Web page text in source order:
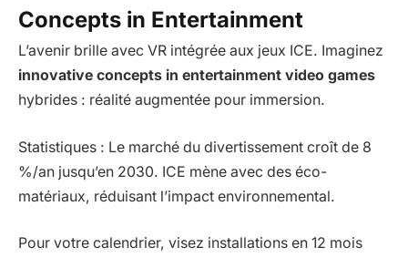
Concepts in Entertainment
L’avenir brille avec VR intégrée aux jeux ICE. Imaginez
innovative concepts in entertainment video games
hybrides : réalité augmentée pour immersion.
Statistiques : Le marché du divertissement croît de 8
%/an jusqu’en 2030. ICE mène avec des éco-
matériaux, réduisant l’impact environnemental.
Pour votre calendrier, visez installations en 12 mois